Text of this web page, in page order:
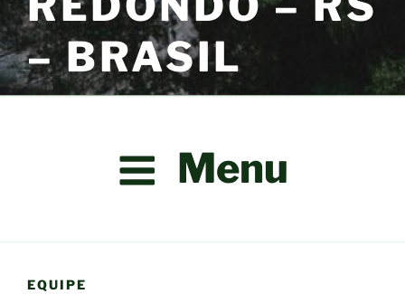
– BRASIL
Menu
EQUIPE